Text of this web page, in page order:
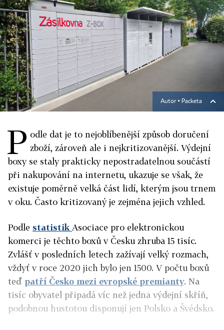
Autor ▪ Packeta
P odle dat je to nejoblíbenější způsob doručení
zboží, zároveň ale i nejkritizovanější. Výdejní
boxy se staly prakticky nepostradatelnou součástí
při nakupování na internetu, ukazuje se však, že
existuje poměrně velká část lidí, kterým jsou trnem
v oku. Často kritizovaný je zejména jejich vzhled.
Podle statistik Asociace pro elektronickou
komerci je těchto boxů v Česku zhruba 15 tisíc.
Zvlášť v posledních letech zažívají velký rozmach,
vždyť v roce 2020 jich bylo jen 1500. V počtu boxů
teď patří Česko mezi evropské premianty. Na
tisíc obyvatel připadá víc než jedna výdejní skříň,
podobnou hustotou disponují jen Polsko a Švédsko.